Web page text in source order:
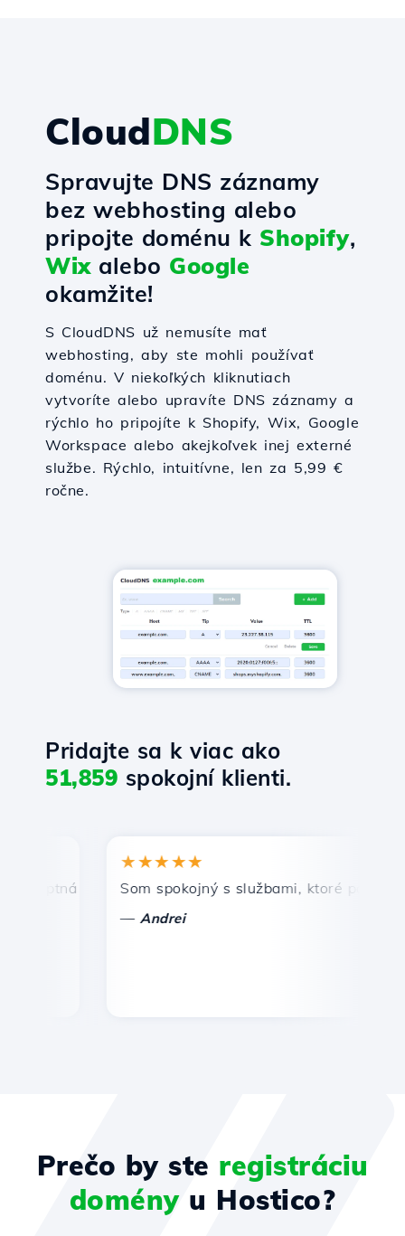
CloudDNS
Spravujte DNS záznamy
bez webhosting alebo
pripojte doménu k Shopify,
Wixalebo Google
okamžite!
S CloudDNS už nemusíte mať
webhosting, aby ste mohli používať
doménu. V niekoľkých kliknutiach
vytvoríte alebo upravíte DNS záznamy a
rýchlo ho pripojíte k Shopify, Wix, Google
Workspace alebo akejkoľvek inej externé
službe. Rýchlo, intuitívne, len za 5,99 €
ročne.
Pridajte sa k viac ako
51,859 spokojní klienti.
a efektívna technická podpora.
★★★★★
Som spokojný s službami, ktoré ponúka
Andrei
Prečo by ste registráciu
doményu Hostico?